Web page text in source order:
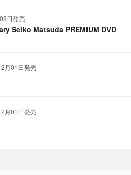
日発売
Seiko Matsuda PREMIUM DVD
月01日発売
月01日発売